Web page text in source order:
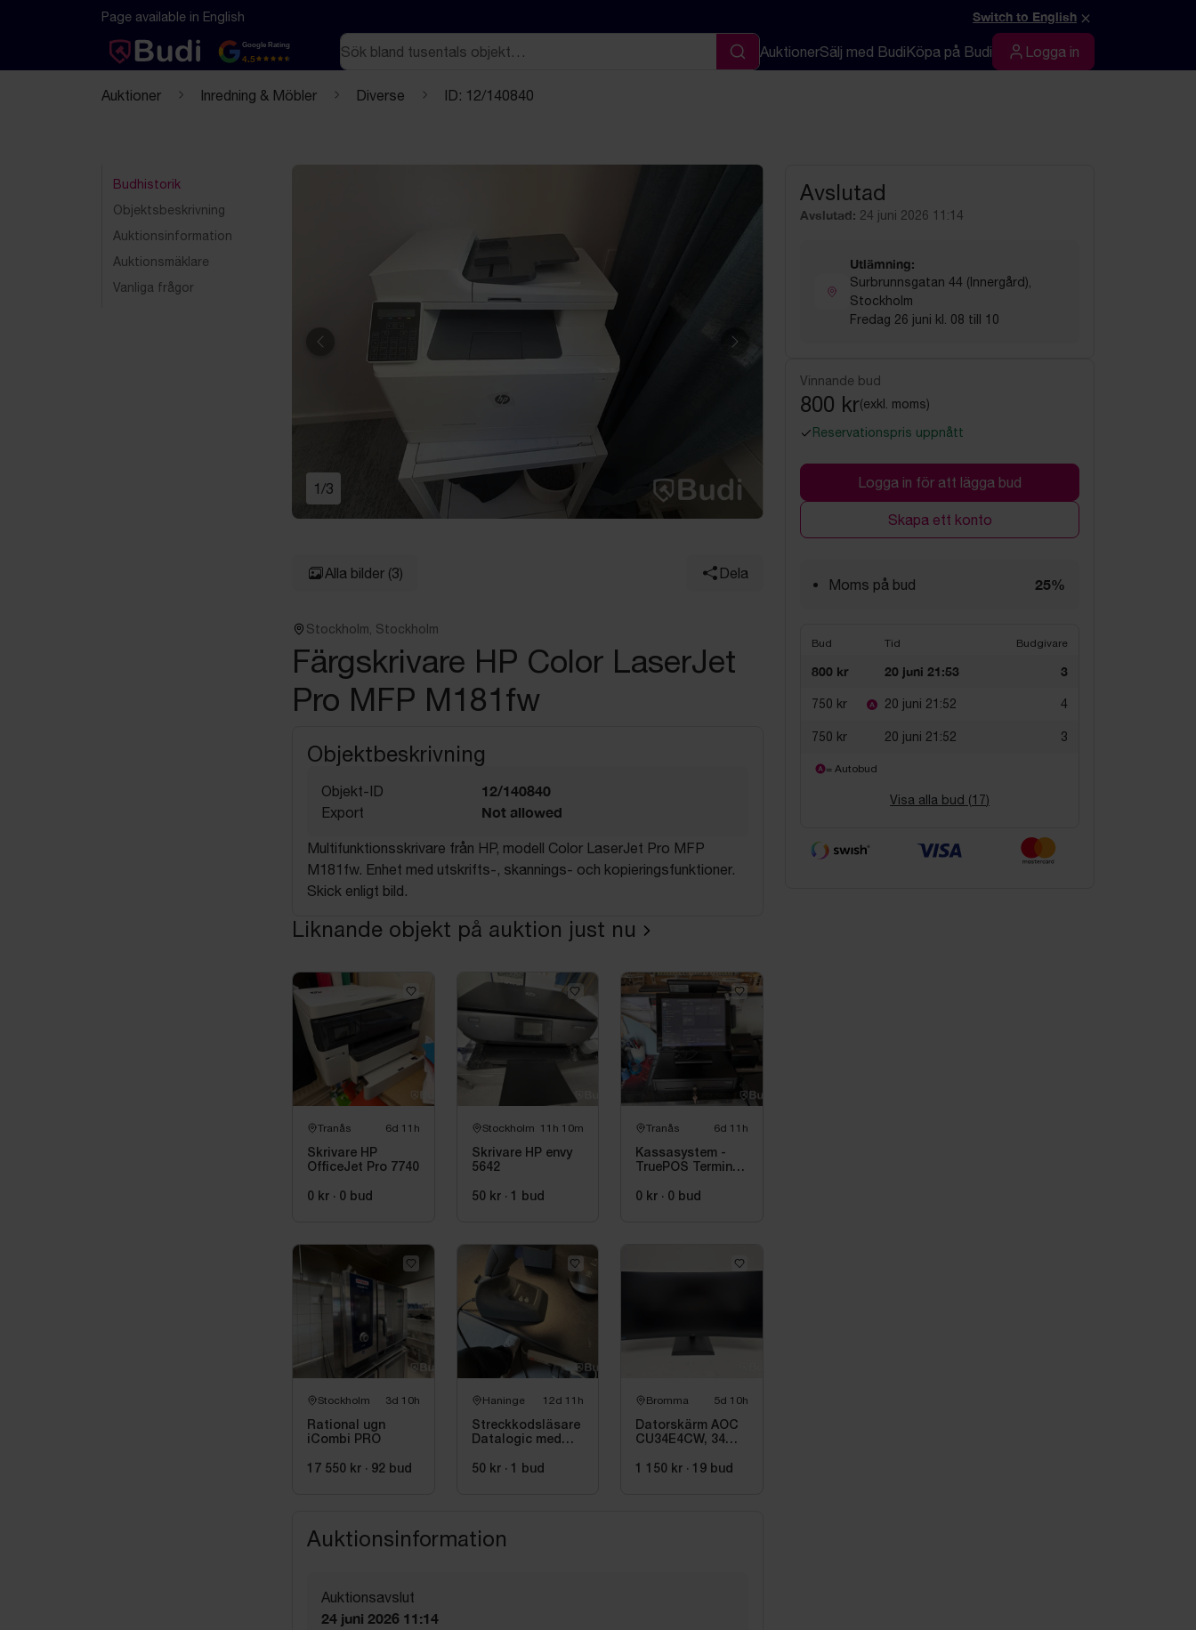
Hoppa till innehåll
Textbaserad (markdown) version av denna sida
Page available in English Switch to English ×
Google Rating
4.5
Sök
Sök
AuktionerSälj med BudiKöpa på Budi Logga in
Logga in
Auktioner Inredning & Möbler Diverse ID: 12/140840
Budhistorik
Objektsbeskrivning
Auktionsinformation
Auktionsmäklare
Vanliga frågor
Föregående Nästa
1 /3
Alla bilder (3) Dela
Stockholm, Stockholm
Färgskrivare HP Color LaserJet
Pro MFP M181fw
Objektbeskrivning
Objekt-ID 12/140840
Export Not allowed
Multifunktionsskrivare från HP, modell Color LaserJet Pro MFP
M181fw. Enhet med utskrifts-, skannings- och kopieringsfunktioner.
Skick enligt bild.
Liknande objekt på auktion just nu
Tranås 6d 11h
Skrivare HP
OfficeJet Pro 7740
0 kr · 0 bud
Stockholm 11h 10m
Skrivare HP envy
5642
50 kr · 1 bud
Tranås 6d 11h
Kassasystem -
TruePOS Terminal
kortläsare PAX
0 kr · 0 bud
Stockholm 3d 10h
Rational ugn
iCombi PRO
17 550 kr · 92 bud
Haninge 12d 11h
Streckkodsläsare
Datalogic med
50 kr · 1 bud
Bromma 5d 10h
Datorskärm AOC
CU34E4CW, 34
1 150 kr · 19 bud
Auktionsinformation
Auktionsavslut
24 juni 2026 11:14
Avslutad
Avslutad: 24 juni 2026 11:14
Utlämning:
Surbrunnsgatan 44 (Innergård),
Stockholm
Fredag 26 juni kl. 08 till 10
Vinnande bud
800 kr(exkl. moms)
Reservationspris uppnått
Logga in för att lägga bud
Skapa ett konto
Moms på bud 25%
Bud Tid Budgivare
800 kr 20 juni 21:53 3
750 kr 20 juni 21:52 4
750 kr 20 juni 21:52 3
= Autobud
Visa alla bud (17)